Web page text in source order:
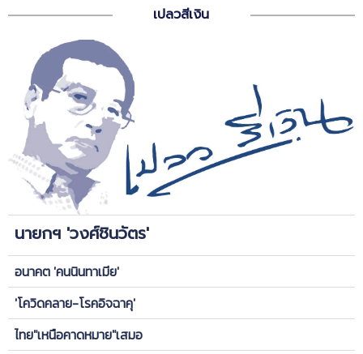
เปลวสีเงิน
นายกฯ 'วงศ์ชินวัตร'
อนาคต 'คนนินทาเมีย'
'โควิดคลาย-โรคอิจฉาคุ'
ไทย"เหนือคาดหมาย"เสมอ